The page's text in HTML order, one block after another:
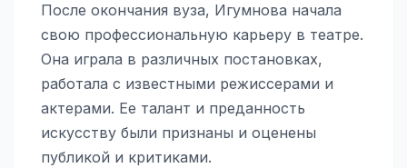
После окончания вуза, Игумнова начала
свою профессиональную карьеру в театре.
Она играла в различных постановках,
работала с известными режиссерами и
актерами. Ее талант и преданность
искусству были признаны и оценены
публикой и критиками.